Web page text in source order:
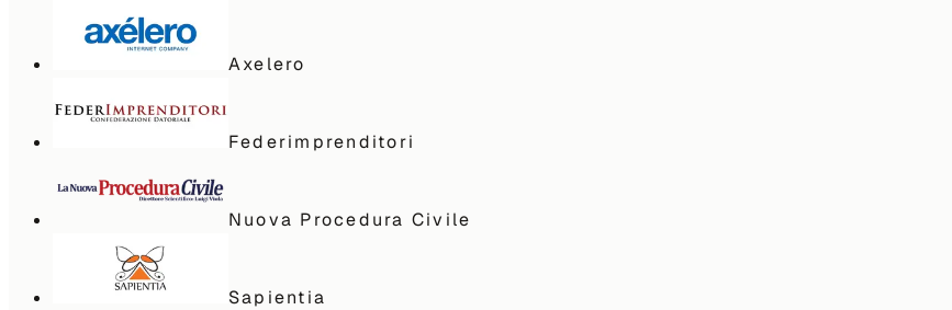
Axelero
Federimprenditori
Nuova Procedura Civile
Sapientia